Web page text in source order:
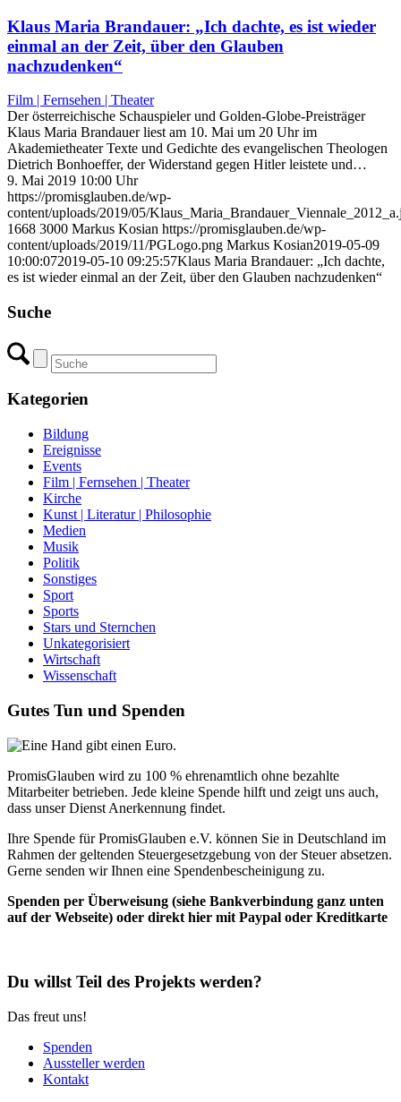
Klaus Maria Brandauer: „Ich dachte, es ist wieder
einmal an der Zeit, über den Glauben
nachzudenken“
Film | Fernsehen | Theater
Der österreichische Schauspieler und Golden-Globe-Preisträger
Klaus Maria Brandauer liest am 10. Mai um 20 Uhr im
Akademietheater Texte und Gedichte des evangelischen Theologen
Dietrich Bonhoeffer, der Widerstand gegen Hitler leistete und…
9. Mai 2019 10:00 Uhr
https://promisglauben.de/wp-
content/uploads/2019/05/
1668 3000 Markus Kosian https://promisglauben.de/wp-
content/uploads/2019/11/PGLogo.png Markus Kosian2019-05-09
10:00:072019-05-10 09:25:57Klaus Maria Brandauer: „Ich dachte,
es ist wieder einmal an der Zeit, über den Glauben nachzudenken“
Suche
Kategorien
Bildung
Ereignisse
Events
Film | Fernsehen | Theater
Kirche
Kunst | Literatur | Philosophie
Medien
Musik
Politik
Sonstiges
Sport
Sports
Stars und Sternchen
Unkategorisiert
Wirtschaft
Wissenschaft
Gutes Tun und Spenden
PromisGlauben wird zu 100 % ehrenamtlich ohne bezahlte
Mitarbeiter betrieben. Jede kleine Spende hilft und zeigt uns auch,
dass unser Dienst Anerkennung findet.
Ihre Spende für PromisGlauben e.V. können Sie in Deutschland im
Rahmen der geltenden Steuergesetzgebung von der Steuer absetzen.
Gerne senden wir Ihnen eine Spendenbescheinigung zu.
Spenden per Überweisung (siehe Bankverbindung ganz unten
auf der Webseite) oder direkt hier mit Paypal oder Kreditkarte
Du willst Teil des Projekts werden?
Das freut uns!
Spenden
Aussteller werden
Kontakt